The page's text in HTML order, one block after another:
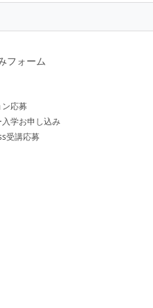
フォーム
応募
学お申し込み
受講応募